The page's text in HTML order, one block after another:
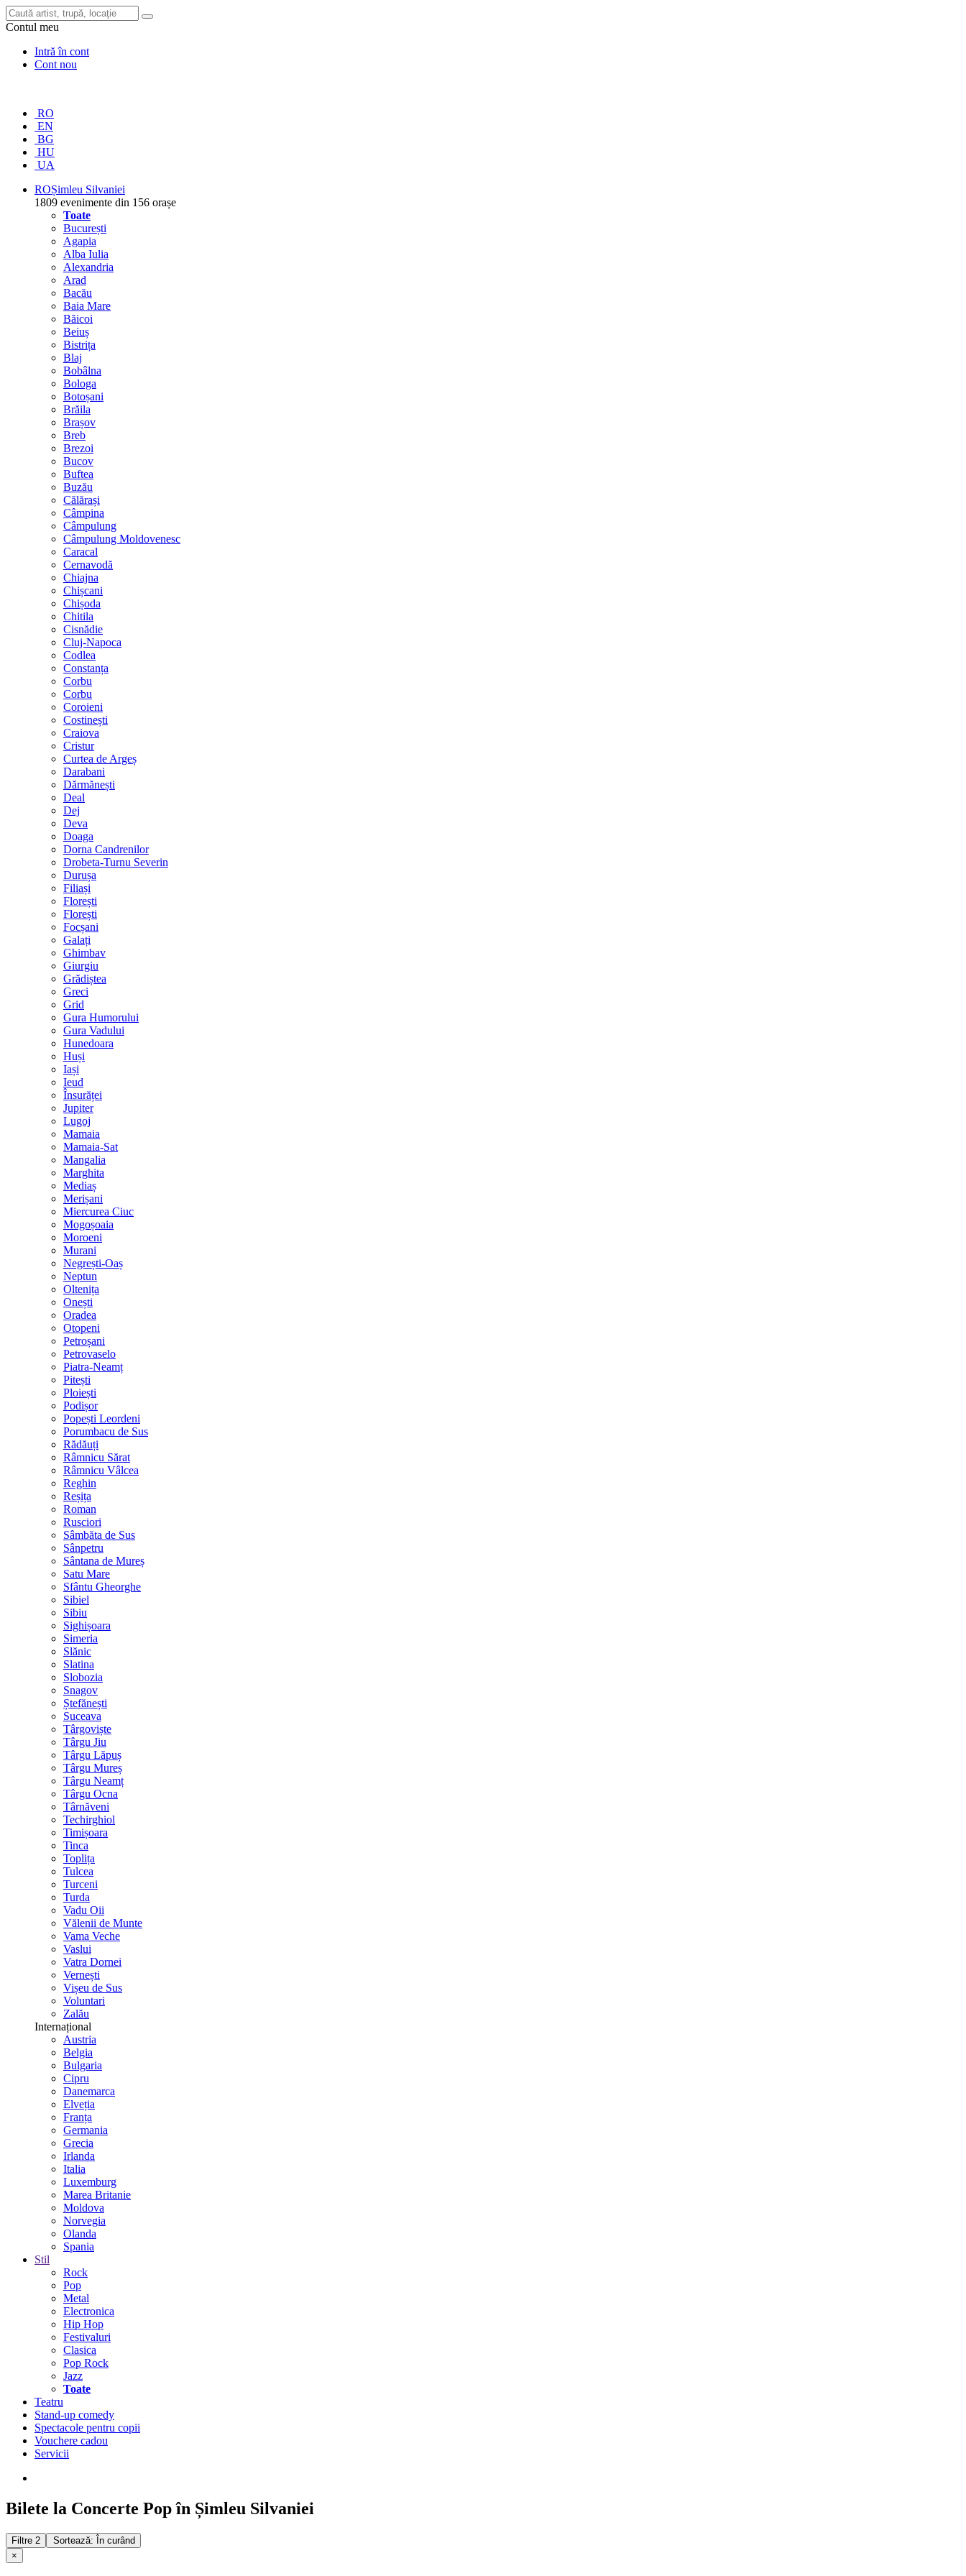
Contul meu
Intră în cont
Cont nou
RO
EN
BG
HU
UA
ROȘimleu Silvaniei
1809 evenimente din 156 orașe
Toate
București
Agapia
Alba Iulia
Alexandria
Arad
Bacău
Baia Mare
Băicoi
Beiuș
Bistrița
Blaj
Bobâlna
Bologa
Botoșani
Brăila
Brașov
Breb
Brezoi
Bucov
Buftea
Buzău
Călărași
Câmpina
Câmpulung
Câmpulung Moldovenesc
Caracal
Cernavodă
Chiajna
Chișcani
Chișoda
Chitila
Cisnădie
Cluj-Napoca
Codlea
Constanța
Corbu
Corbu
Coroieni
Costinești
Craiova
Cristur
Curtea de Argeș
Darabani
Dărmănești
Deal
Dej
Deva
Doaga
Dorna Candrenilor
Drobeta-Turnu Severin
Durușa
Filiași
Florești
Florești
Focșani
Galați
Ghimbav
Giurgiu
Grădiștea
Greci
Grid
Gura Humorului
Gura Vadului
Hunedoara
Huși
Iași
Ieud
Însurăței
Jupiter
Lugoj
Mamaia
Mamaia-Sat
Mangalia
Marghita
Mediaș
Merișani
Miercurea Ciuc
Mogoșoaia
Moroeni
Murani
Negrești-Oaș
Neptun
Oltenița
Onești
Oradea
Otopeni
Petroșani
Petrovaselo
Piatra-Neamț
Pitești
Ploiești
Podișor
Popești Leordeni
Porumbacu de Sus
Rădăuți
Râmnicu Sărat
Râmnicu Vâlcea
Reghin
Reșița
Roman
Rusciori
Sâmbăta de Sus
Sânpetru
Sântana de Mureș
Satu Mare
Sfântu Gheorghe
Sibiel
Sibiu
Sighișoara
Simeria
Slănic
Slatina
Slobozia
Snagov
Ștefănești
Suceava
Târgoviște
Târgu Jiu
Târgu Lăpuș
Târgu Mureș
Târgu Neamț
Târgu Ocna
Târnăveni
Techirghiol
Timișoara
Tinca
Toplița
Tulcea
Turceni
Turda
Vadu Oii
Vălenii de Munte
Vama Veche
Vaslui
Vatra Dornei
Vernești
Vișeu de Sus
Voluntari
Zalău
Internațional
Austria
Belgia
Bulgaria
Cipru
Danemarca
Elveția
Franța
Germania
Grecia
Irlanda
Italia
Luxemburg
Marea Britanie
Moldova
Norvegia
Olanda
Spania
Stil
Rock
Pop
Metal
Electronica
Hip Hop
Festivaluri
Clasica
Pop Rock
Jazz
Toate
Teatru
Stand-up comedy
Spectacole pentru copii
Vouchere cadou
Servicii
Bilete la Concerte Pop în Șimleu Silvaniei
Filtre 2
Sortează: În curând
×